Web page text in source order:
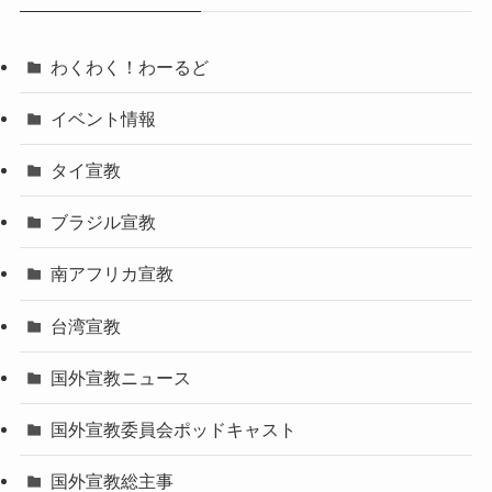
わくわく！わーるど
イベント情報
タイ宣教
ブラジル宣教
南アフリカ宣教
台湾宣教
国外宣教ニュース
国外宣教委員会ポッドキャスト
国外宣教総主事